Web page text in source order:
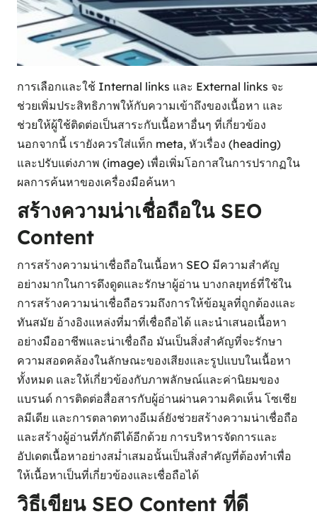
การเลือกและใช้ Internal links และ External links จะ
ช่วยเพิ่มประสิทธิภาพให้กับความเข้าถึงของเนื้อหา และ
ช่วยให้ผู้ใช้ติดต่อเป็นสาระกับเนื้อหาอื่นๆ ที่เกี่ยวข้อง
นอกจากนี้ เรายังควรใส่แท็ก meta, หัวเรื่อง (heading)
และปรับแต่งภาพ (image) เพื่อเพิ่มโอกาสในการปรากฏใน
ผลการค้นหาของเครื่องมือค้นหา
สร้างความน่าเชื่อถือใน SEO
Content
การสร้างความน่าเชื่อถือในเนื้อหา SEO มีความสำคัญ
อย่างมากในการดึงดูดและรักษาผู้อ่าน บางกลยุทธ์ที่ใช้ใน
การสร้างความน่าเชื่อถือรวมถึงการให้ข้อมูลที่ถูกต้องและ
ทันสมัย อ้างอิงแหล่งที่มาที่เชื่อถือได้ และนำเสนอเนื้อหา
อย่างมืออาชีพและน่าเชื่อถือ มันเป็นสิ่งสำคัญที่จะรักษา
ความสอดคล้องในลักษณะของเสียงและรูปแบบในเนื้อหา
ทั้งหมด และให้เกี่ยวข้องกับภาพลักษณ์และค่านิยมของ
แบรนด์ การติดต่อสื่อสารกับผู้อ่านผ่านความคิดเห็น โซเชีย
ลมีเดีย และการตลาดทางอีเมล์ยังช่วยสร้างความน่าเชื่อถือ
และสร้างผู้อ่านที่ภักดีได้อีกด้วย การบริหารจัดการและ
อัปเดตเนื้อหาอย่างสม่ำเสมอนั้นเป็นสิ่งสำคัญที่ต้องทำเพื่อ
ให้เนื้อหาเป็นที่เกี่ยวข้องและเชื่อถือได้
วิธีเขียน SEO Content ที่ดี